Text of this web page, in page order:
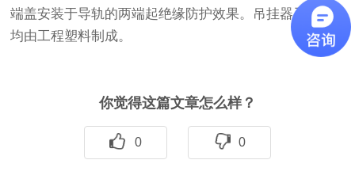
端盖安装于导轨的两端起绝缘防护效果。吊挂器及端盖
均由工程塑料制成。
你觉得这篇文章怎么样？
0 0